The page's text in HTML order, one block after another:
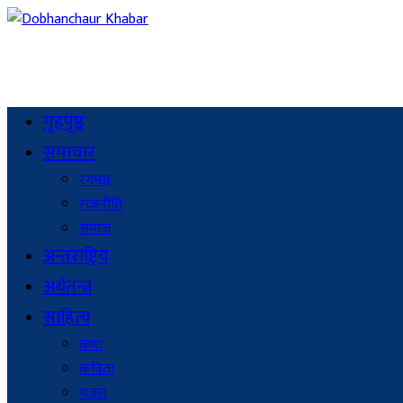
गृहपृष्ठ
समाचार
रंगमञ्च
राजनीति
समाज
अन्तराष्ट्रिय
अर्थतन्त्र
साहित्य
कथा
कविता
गजल